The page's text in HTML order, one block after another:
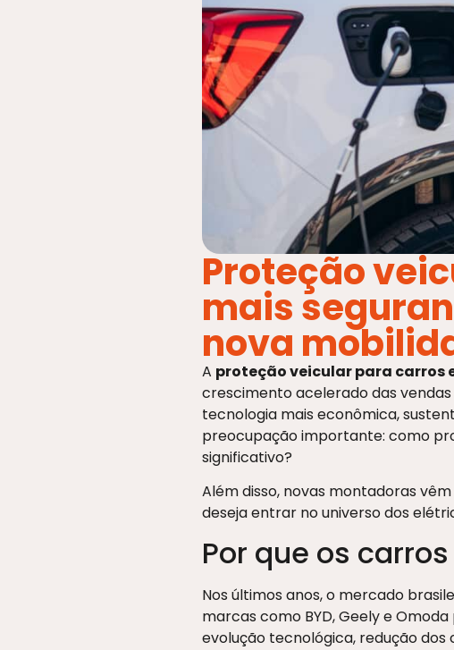
Proteção
mais
nova
A proteção veicular para carros
crescimento acelerado das
tecnologia mais econômica,
preocupação importante: como
significativo?
Além disso, novas montadoras
deseja entrar no universo dos
Por que os
Nos últimos anos, o mercado
marcas como BYD, Geely e
evolução tecnológica, redução